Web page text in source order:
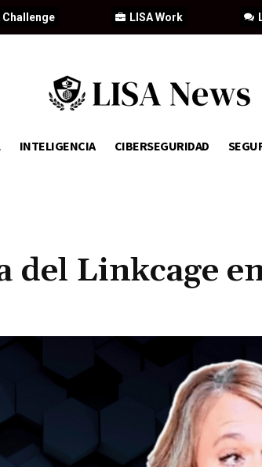
LISA Work
Challenge
INTELIGENCIA CIBERSEGURIDAD
del Linkcage